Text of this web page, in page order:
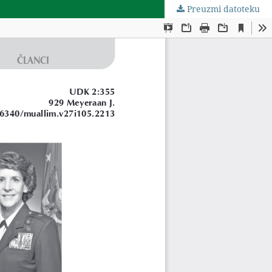
Preuzmi datoteku